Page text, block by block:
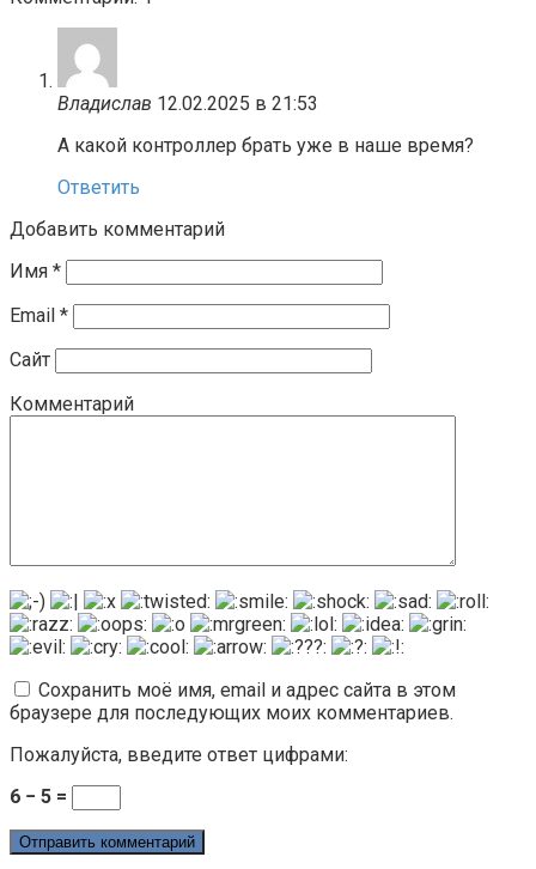
Владислав 12.02.2025 в 21:53
А какой контроллер брать уже в наше время?
Ответить
Добавить комментарий
Имя *
Email *
Сайт
Комментарий
Сохранить моё имя, email и адрес сайта в этом
браузере для последующих моих комментариев.
Пожалуйста, введите ответ цифрами:
6 − 5 =